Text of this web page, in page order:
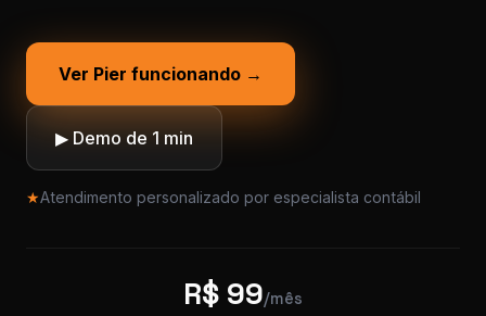
Ver Pier funcionando →
▶ Demo de 1 min
★Atendimento personalizado por especialista contábil
R$ 99/mês